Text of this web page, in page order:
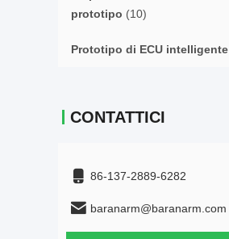
prototipo (10)
Prototipo di ECU intelligente
CONTATTICI
86-137-2889-6282
baranarm@baranarm.com